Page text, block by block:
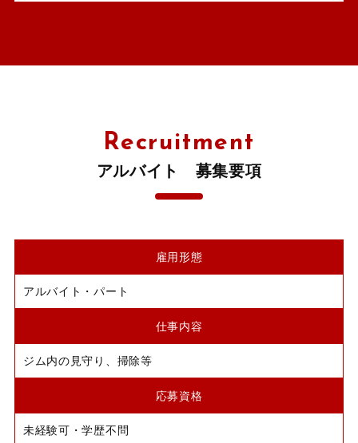
Recruitment
アルバイト 募集要項
雇用形態
アルバイト・パート
仕事内容
ジム内の見守り、掃除等
応募資格
未経験可・学歴不問